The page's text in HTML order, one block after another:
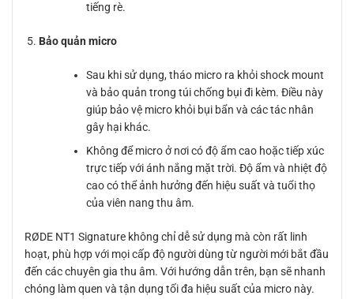
tiếng rè.
Bảo quản micro
Sau khi sử dụng, tháo micro ra khỏi shock mount
và bảo quản trong túi chống bụi đi kèm. Điều này
giúp bảo vệ micro khỏi bụi bẩn và các tác nhân
gây hại khác.
Không để micro ở nơi có độ ẩm cao hoặc tiếp xúc
trực tiếp với ánh nắng mặt trời. Độ ẩm và nhiệt độ
cao có thể ảnh hưởng đến hiệu suất và tuổi thọ
của viên nang thu âm.
RØDE NT1 Signature không chỉ dễ sử dụng mà còn rất linh
hoạt, phù hợp với mọi cấp độ người dùng từ người mới bắt đầu
đến các chuyên gia thu âm. Với hướng dẫn trên, bạn sẽ nhanh
chóng làm quen và tận dụng tối đa hiệu suất của micro này.